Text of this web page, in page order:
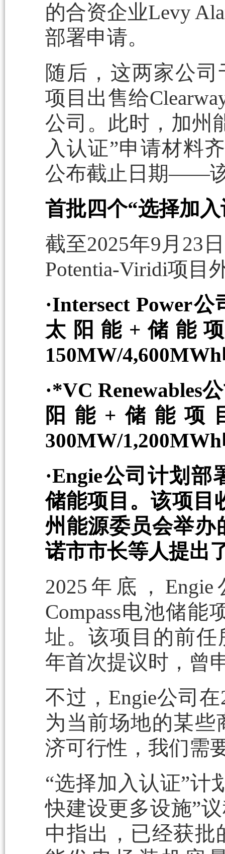
的合资企业Levy
部署申请。
随后，这两家公司
项目出售给
公司。此时，加州
入认证”申请材料
公布截止日期——
首批四个“选择加
截至2025年9月23
Potentia-Viridi项目
·Intersect Power
太阳能+储能
150MW/
·*VC Renewables
阳能+储能项
300MW/
·Engie公司计划部
储能项目。该项目
州能源委员会举办
诺市市长等人提出
2025年底，
Compass电池储
址。该项目的前任
年首次提议时，曾
不过，Engie公司
为当前场地的某
济可行性，我们需
“选择加入认证”计
快建设更多设施”
中指出，已经获批